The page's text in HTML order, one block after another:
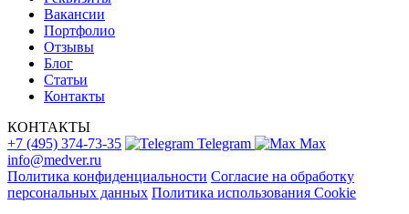
Вакансии
Портфолио
Отзывы
Блог
Статьи
Контакты
КОНТАКТЫ
+7 (495) 374-73-35
Telegram
Max
info@medver.ru
Политика конфиденциальности Согласие на обработку
персональных данных Политика использования Cookie